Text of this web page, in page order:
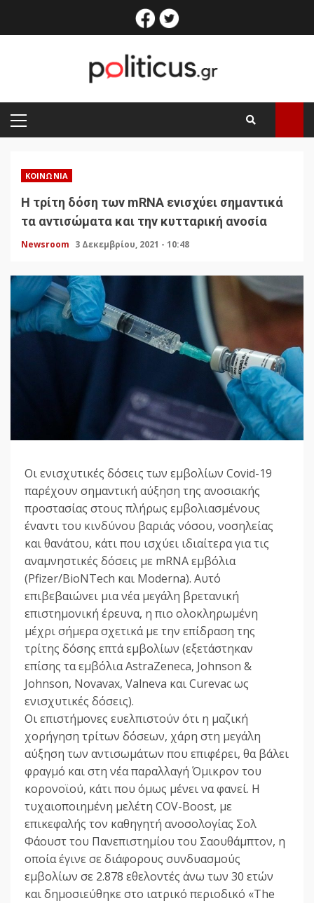
facebook
PRIMARY
MENU
ΚΟΙΝΩΝΊΑ
Η τρίτη δόση των mRNA ενισχύει σημαντικά
τα αντισώματα και την κυτταρική ανοσία
Newsroom 3 Δεκεμβρίου, 2021 - 10:48
Οι ενισχυτικές δόσεις των εμβολίων Covid-19
παρέχουν σημαντική αύξηση της ανοσιακής
προστασίας στους πλήρως εμβολιασμένους
έναντι του κινδύνου βαριάς νόσου, νοσηλείας
και θανάτου, κάτι που ισχύει ιδιαίτερα για τις
αναμνηστικές δόσεις με mRNA εμβόλια
(Pfizer/BioNTech και Moderna). Αυτό
επιβεβαιώνει μια νέα μεγάλη βρετανική
επιστημονική έρευνα, η πιο ολοκληρωμένη
μέχρι σήμερα σχετικά με την επίδραση της
τρίτης δόσης επτά εμβολίων (εξετάστηκαν
επίσης τα εμβόλια AstraZeneca, Johnson &
Johnson, Novavax, Valneva και Curevac ως
ενισχυτικές δόσεις).
Οι επιστήμονες ευελπιστούν ότι η μαζική
χορήγηση τρίτων δόσεων, χάρη στη μεγάλη
αύξηση των αντισωμάτων που επιφέρει, θα βάλει
φραγμό και στη νέα παραλλαγή Όμικρον του
κορονοϊού, κάτι που όμως μένει να φανεί. Η
τυχαιοποιημένη μελέτη COV-Boost, με
επικεφαλής τον καθηγητή ανοσολογίας Σολ
Φάουστ του Πανεπιστημίου του Σαουθάμπτον, η
οποία έγινε σε διάφορους συνδυασμούς
εμβολίων σε 2.878 εθελοντές άνω των 30 ετών
και δημοσιεύθηκε στο ιατρικό περιοδικό «The